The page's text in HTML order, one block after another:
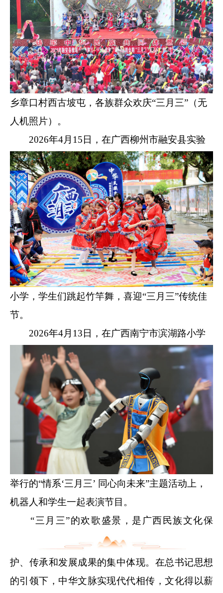
乡章口村西古坡屯，各族群众欢庆“三月三”（无
人机照片）。
2026年4月15日，在广西柳州市融安县实验
小学，学生们跳起竹竿舞，喜迎“三月三”传统佳
节。
2026年4月13日，在广西南宁市滨湖路小学
举行的“情系‘三月三’ 同心向未来”主题活动上，
机器人和学生一起表演节目。
“三月三”的欢歌盛景，是广西民族文化保
护、传承和发展成果的集中体现。在总书记思想
的引领下，中华文脉实现代代相传，文化得以薪